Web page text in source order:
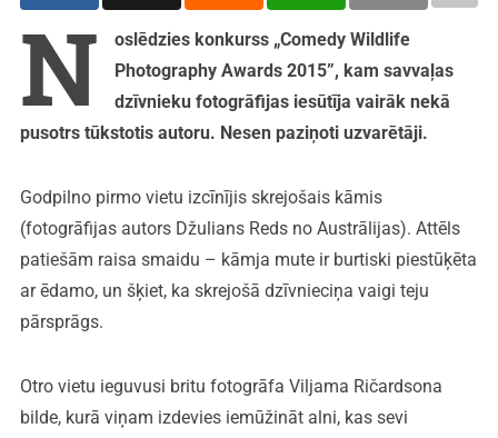
N
oslēdzies konkurss „Comedy Wildlife
Photography Awards 2015”, kam savvaļas
dzīvnieku fotogrāfijas iesūtīja vairāk nekā
pusotrs tūkstotis autoru. Nesen paziņoti uzvarētāji.
Godpilno pirmo vietu izcīnījis skrejošais kāmis
(fotogrāfijas autors Džulians Reds no Austrālijas). Attēls
patiešām raisa smaidu – kāmja mute ir burtiski piestūķēta
ar ēdamo, un šķiet, ka skrejošā dzīvnieciņa vaigi teju
pārsprāgs.
Otro vietu ieguvusi britu fotogrāfa Viljama Ričardsona
bilde, kurā viņam izdevies iemūžināt alni, kas sevi